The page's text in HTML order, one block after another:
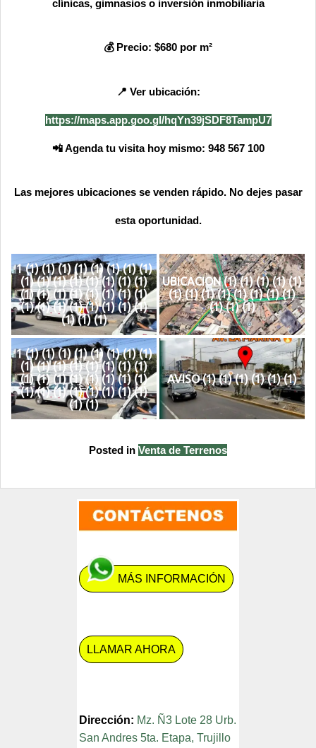
clínicas, gimnasios o inversión inmobiliaria
💰 Precio: $680 por m²
📍 Ver ubicación:
https://maps.app.goo.gl/hqYn39jSDF8TampU7
📲 Agenda tu visita hoy mismo: 948 567 100
Las mejores ubicaciones se venden rápido. No dejes pasar
esta oportunidad.
1 (1) (1) (1) (1) (1) (1) (1) (1)
(1) (1) (1) (1) (1) (1) (1) (1)
(1) (1) (1) (1) (1) (1) (1) (1)
(1) (1) (1) (1) (1) (1) (1) (1)
(1) (1) (1)
UBICACION (1) (1) (1) (1) (1)
(1) (1) (1) (1) (1) (1) (1) (1)
(1) (1) (1)
1 (1) (1) (1) (1) (1) (1) (1) (1)
(1) (1) (1) (1) (1) (1) (1) (1)
(1) (1) (1) (1) (1) (1) (1) (1)
(1) (1) (1) (1) (1) (1) (1) (1)
(1) (1)
AVISO (1) (1) (1) (1) (1) (1)
Posted in Venta de Terrenos
MÁS INFORMACIÓN
LLAMAR AHORA
Dirección: Mz. Ñ3 Lote 28 Urb.
San Andres 5ta. Etapa, Trujillo